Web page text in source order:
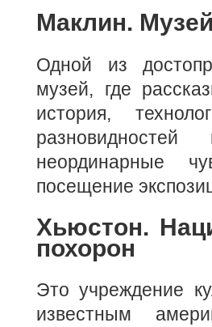
Маклин.
Одной из
музей, где
история,
неординарные
посещение
Хьюстон.
похорон
Это учреждение
известным